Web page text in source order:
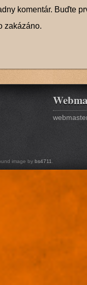
komentár. Buďte
zakázáno.
image by bs4711